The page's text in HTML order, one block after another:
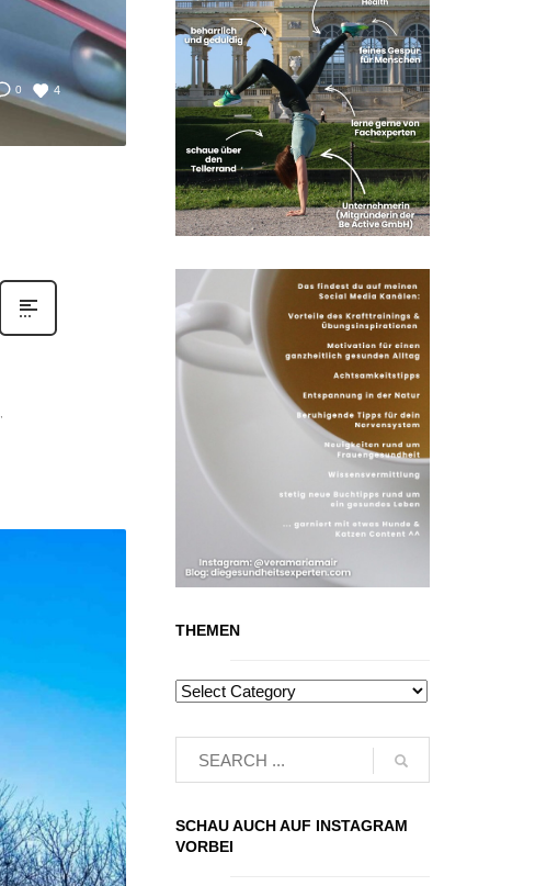
0 4
THEMEN
SCHAU AUCH AUF INSTAGRAM
VORBEI